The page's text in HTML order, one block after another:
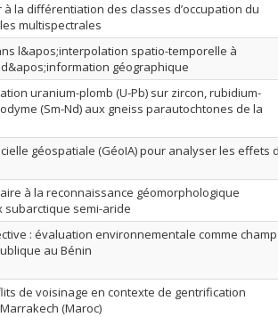
la différentiation des classes d’occupation du
multispectrales
l&apos;interpolation spatio-temporelle à
géographique
uranium-plomb (U-Pb) sur zircon, rubidium-
(Sm-Nd) aux gneiss parautochtones de la
géospatiale (GéoIA) pour analyser les effets
à la reconnaissance géomorphologique
subarctique semi-aride
: évaluation environnementale comme champ
au Bénin
de voisinage en contexte de gentrification
(Maroc)